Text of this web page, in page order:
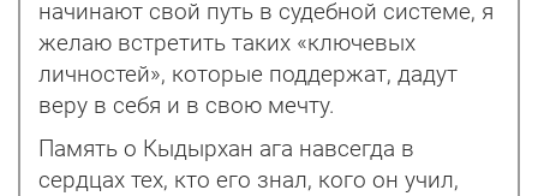
начинают свой путь в судебной системе, я
желаю встретить таких «ключевых
личностей», которые поддержат, дадут
веру в себя и в свою мечту.
Память о Кыдырхан ага навсегда в
сердцах тех, кто его знал, кого он учил,